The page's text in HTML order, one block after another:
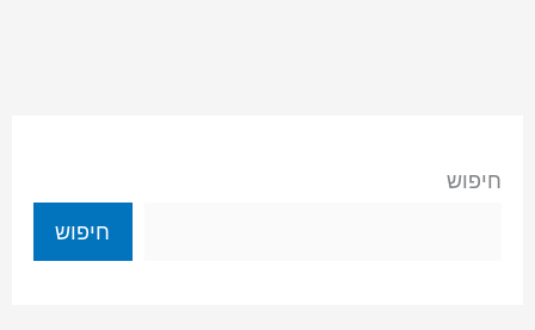
חיפוש
חיפוש